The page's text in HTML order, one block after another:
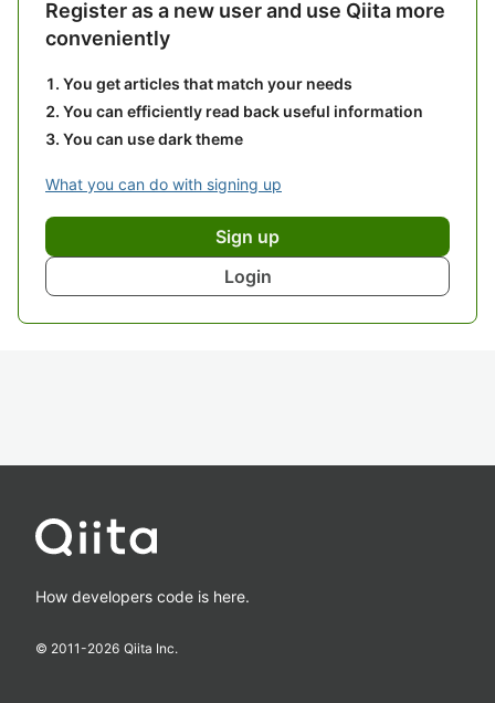
Register as a new user and use Qiita more
conveniently
You get articles that match your needs
You can efficiently read back useful information
You can use dark theme
What you can do with signing up
Sign up
Login
How developers code is here.
© 2011-2026 Qiita Inc.